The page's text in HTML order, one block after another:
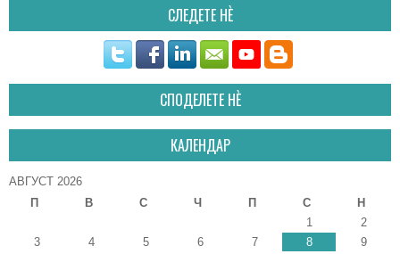
СЛЕДЕТЕ НÈ
СПОДЕЛЕТЕ НÈ
КАЛЕНДАР
АВГУСТ 2026
П
В С Ч П С
Н
1
2
3
4 5 6 7 8
9